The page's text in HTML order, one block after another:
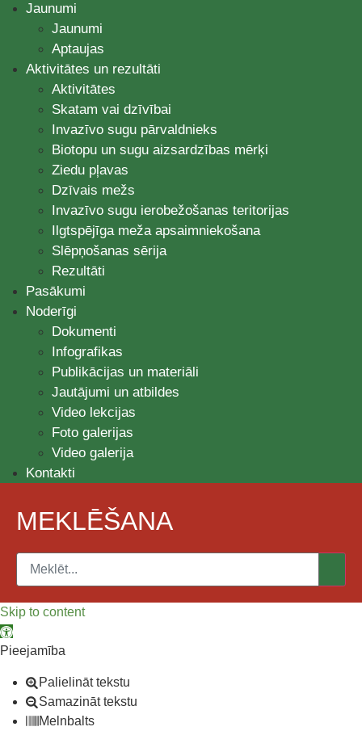
Jaunumi
Jaunumi
Aptaujas
Aktivitātes un rezultāti
Aktivitātes
Skatam vai dzīvībai
Invazīvo sugu pārvaldnieks
Biotopu un sugu aizsardzības mērķi
Ziedu pļavas
Dzīvais mežs
Invazīvo sugu ierobežošanas teritorijas
Ilgtspējīga meža apsaimniekošana
Slēpņošanas sērija
Rezultāti
Pasākumi
Noderīgi
Dokumenti
Infografikas
Publikācijas un materiāli
Jautājumi un atbildes
Video lekcijas
Foto galerijas
Video galerija
Kontakti
MEKLĒŠANA
Skip to content
Open toolbar
Pieejamība
Palielināt tekstu
Samazināt tekstu
Melnbalts